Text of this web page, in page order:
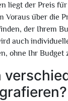
liegt der Preis
Voraus über die
der Ihrem
auch
ohne Ihr Budget